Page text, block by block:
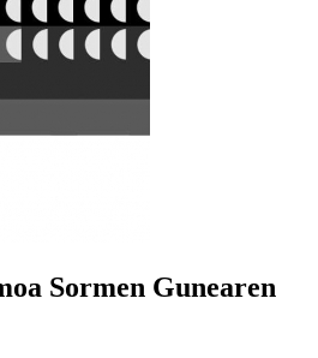
Sormen Gunearen